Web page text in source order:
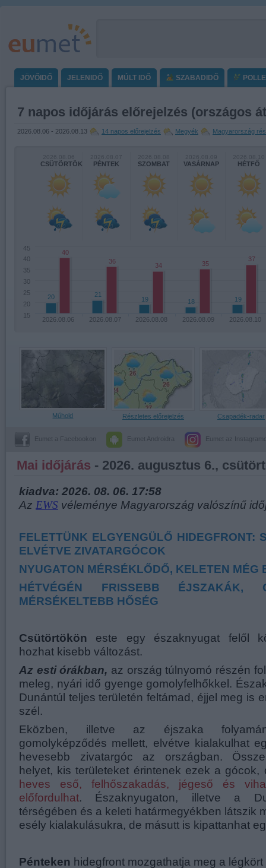
JÖVŐIDŐ JELENIDŐ MÚLT IDŐ SZABADIDŐ
7 napos időjárás előrejelzés (országos
2026.08.06 - 2026.08.13 14 napos előrejelzés Megyék Magyarország
CSÜTÖRTÖK
2026.08.07
PÉNTEK SZOMBAT
2026.08.09
VASÁRNAP HÉTFŐ
20 21
19 18 19
40
36
34 35
37
2026.08.06 2026.08.07 2026.08.08 2026.08.09 2026.08.10
15
20
25
30
35
40
45
Műhold Részletes előrejelzés Csapadék-radar
Eumet a Facebookon Eumet Androidra Eumet az
Mai időjárás - 2026. augusztus 6.,